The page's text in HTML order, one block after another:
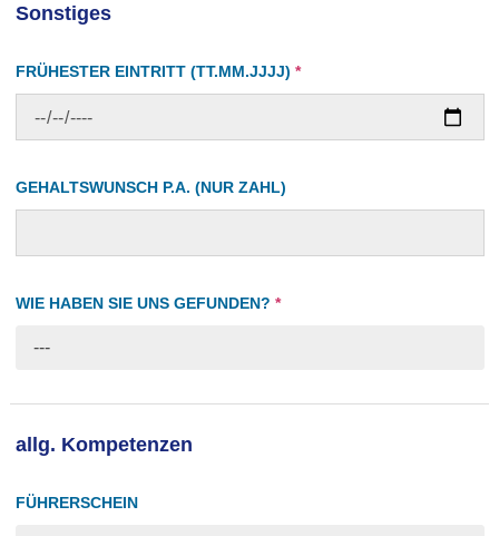
Sonstiges
FRÜHESTER EINTRITT (TT.MM.JJJJ) *
GEHALTSWUNSCH P.A. (NUR ZAHL)
WIE HABEN SIE UNS GEFUNDEN? *
---
allg. Kompetenzen
FÜHRERSCHEIN